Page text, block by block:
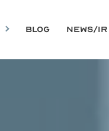
BLOG NEWS/IR